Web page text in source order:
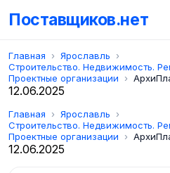
Поставщиков.нет
Главная
Ярославль
Строительство. Недвижимость.
Проектные организации
12.06.2025
Главная
Ярославль
Строительство. Недвижимость.
Проектные организации
12.06.2025